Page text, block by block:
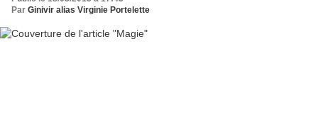
Par Ginivir alias Virginie Portelette